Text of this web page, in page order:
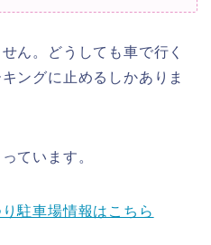
ん。どうしても車で行く
ングに止めるしかありま
ています。
駐車場情報はこちら